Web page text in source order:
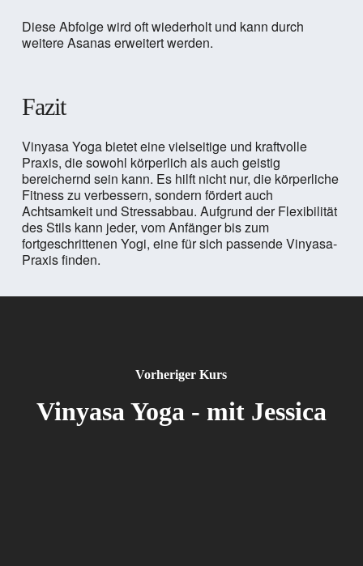
Diese Abfolge wird oft wiederholt und kann durch
weitere Asanas erweitert werden.
Fazit
Vinyasa Yoga bietet eine vielseitige und kraftvolle
Praxis, die sowohl körperlich als auch geistig
bereichernd sein kann. Es hilft nicht nur, die körperliche
Fitness zu verbessern, sondern fördert auch
Achtsamkeit und Stressabbau. Aufgrund der Flexibilität
des Stils kann jeder, vom Anfänger bis zum
fortgeschrittenen Yogi, eine für sich passende Vinyasa-
Praxis finden.
Vorheriger Kurs
Vinyasa Yoga - mit Jessica